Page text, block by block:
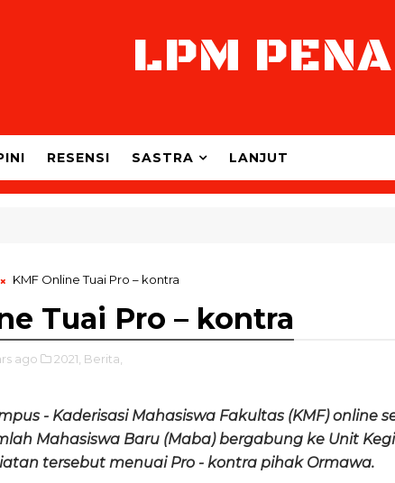
LPM
RESENSI SASTRA LANJUT
KMF Online Tuai Pro – kontra
Tuai Pro – kontra
ago 2021, Berita,
- Kaderisasi Mahasiswa Fakultas (KMF) online
Mahasiswa Baru (Maba) bergabung ke Unit
tersebut menuai Pro - kontra pihak Ormawa.